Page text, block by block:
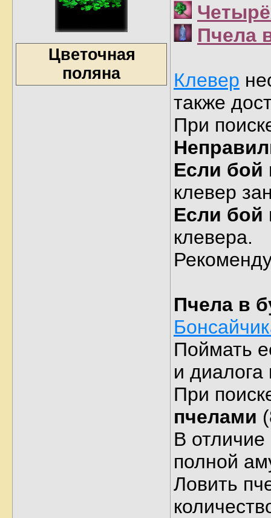
Цветочная
поляна
Пчела
Клевер
также
При
Если бой
клевер
Если бой
клевера.
Пчела в
Поймать
и
При
пчелами
В отличие
полной
Ловить